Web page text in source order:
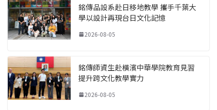
銘傳品設系赴日移地教學 攜手千葉大
學以設計再現台日文化記憶
2026-08-05
銘傳師資生赴橫濱中華學院教育見習
提升跨文化教學實力
2026-08-05